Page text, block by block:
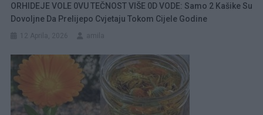
ORHIDEJE VOLE 0VU TEČNOST VIŠE 0D VODE: Samo 2 Kašike Su
Dovoljne Da Prelijepo Cvjetaju Tokom Cijele Godine